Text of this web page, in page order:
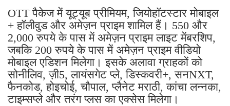
OTT पैकेज में यूट्यूब प्रीमियम, जियोहॉटस्टार मोबाइल
+ हॉलीवुड और अमेज़न प्राइम शामिल हैं। 550 और
2,000 रुपये के पास में अमेज़न प्राइम लाइट मेंबरशिप,
जबकि 200 रुपये के पास में अमेज़न प्राइम वीडियो
मोबाइल एडिशन मिलेगा। इसके अलावा ग्राहकों को
सोनीलिव, ज़ी5, लायंसगेट प्ले, डिस्कवरी+, सनNXT,
फैनकोड, होइचोई, चौपाल, प्लैनेट मराठी, कांचा लन्नका,
टाइम्सप्ले और तरंग प्लस का एक्सेस मिलेगा।